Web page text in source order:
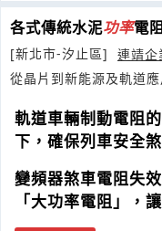
各式傳統水泥功率電
[新北市-汐止區]
連靖企
從晶片到新能源及軌道
軌道車輛制動電阻
下，確保列車安全
變頻器煞車電阻失
「大功率電阻」，